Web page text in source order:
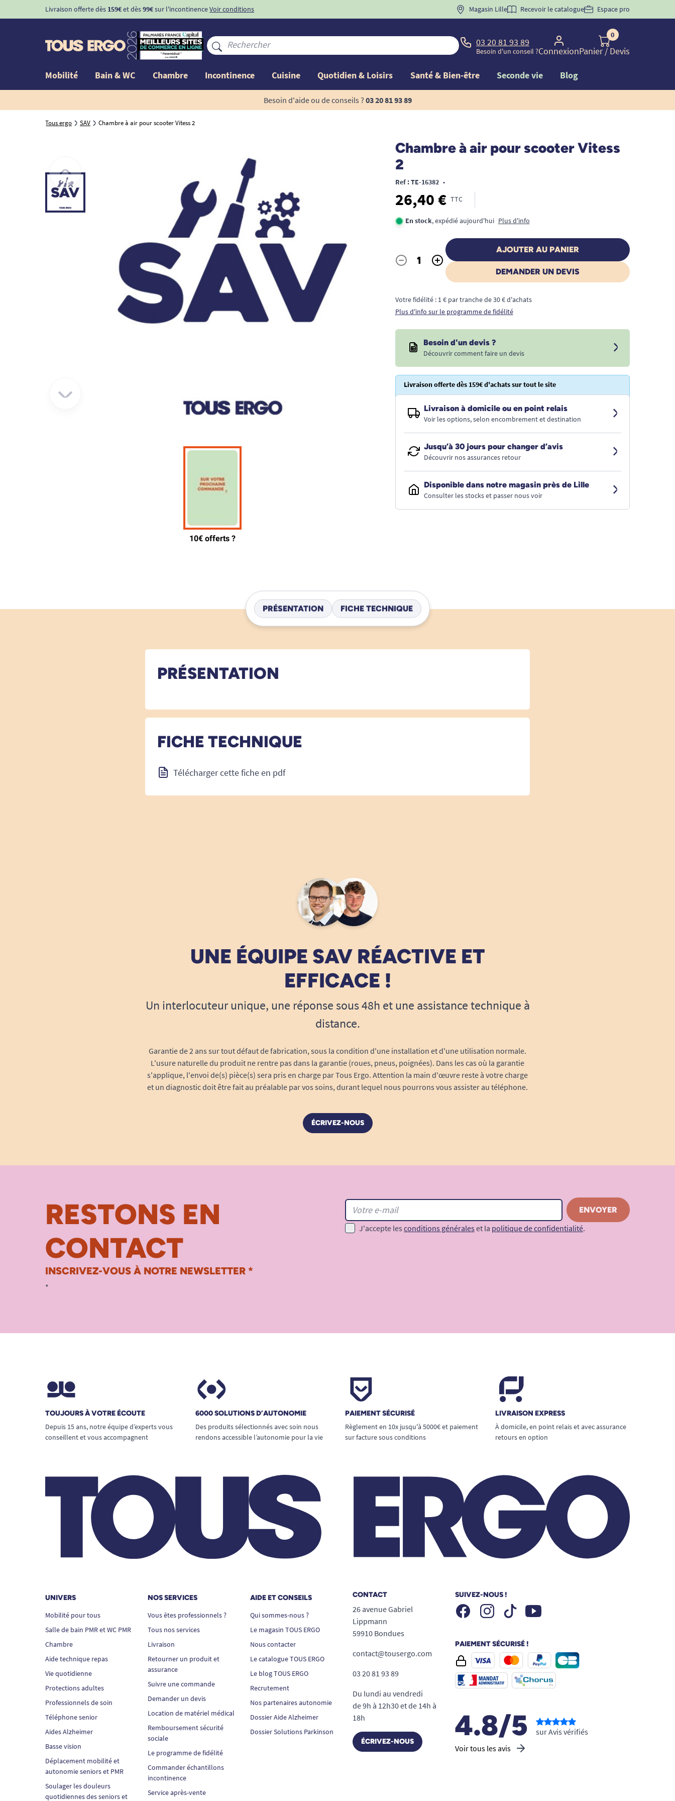
Livraison offerte dès 159€et dès99€sur l'incontinenceVoir conditions BIENVENUE" pourla 1ère commande d'incontinence
Magasin Lille Recevoir le catalogue Espace pro
03 20 81 93 89
Besoin d'un conseil ?Connexion
0
Panier/ Devis
Mobilité Bain & WC Chambre Incontinence Cuisine Quotidien & Loisirs Santé & Bien-être Seconde vie Blog
Besoin d'aide ou de conseils ? 03 20 81 93 89
Tous ergo SAV Chambre à air pour scooter Vitess 2
Chambre à air pour scooter Vitess
2
Ref : TE-16382 •
26,40 € TTC
En stock, expédié aujourd'hui Plus d'info
Quantité
- +
AJOUTER AU PANIER
DEMANDER UN DEVIS
Votre fidélité : 1 € par tranche de 30 € d'achats
Plus d'info sur le programme de fidélité
Besoin d'un devis ?
Découvrir comment faire un devis
Livraison offerte dès 159€ d'achats sur tout le site
Livraison à domicile ou en point relais
Voir les options, selon encombrement et destination
Jusqu’à 30 jours pour changer d’avis
Découvrir nos assurances retour
Disponible dans notre magasin près de Lille
Consulter les stocks et passer nous voir
PRÉSENTATION FICHE TECHNIQUE
PRÉSENTATION
FICHE TECHNIQUE
Télécharger cette fiche en pdf
UNE ÉQUIPE SAV RÉACTIVE ET
EFFICACE !
Un interlocuteur unique, une réponse sous 48h et une assistance technique à
distance.
Garantie de 2 ans sur tout défaut de fabrication, sous la condition d'une installation et d'une utilisation normale.
L'usure naturelle du produit ne rentre pas dans la garantie (roues, pneus, poignées). Dans les cas où la garantie
s'applique, l'envoi de(s) pièce(s) sera pris en charge par Tous Ergo. Attention la main d'œuvre reste à votre charge
et un diagnostic doit être fait au préalable par vos soins, durant lequel nous pourrons vous assister au téléphone.
ÉCRIVEZ-NOUS
RESTONS EN
CONTACT
INSCRIVEZ-VOUS À NOTRE NEWSLETTER *
*
J'accepte les conditions générales et la politique de confidentialité.
TOUJOURS À VOTRE ÉCOUTE
Depuis 15 ans, notre équipe d’experts vous
conseillent et vous accompagnent
6000 SOLUTIONS D’AUTONOMIE
Des produits sélectionnés avec soin nous
rendons accessible l’autonomie pour la vie
PAIEMENT SÉCURISÉ
Règlement en 10x jusqu'à 5000€ et paiement
sur facture sous conditions
LIVRAISON EXPRESS
À domicile, en point relais et avec assurance
retours en option
UNIVERS
Mobilité pour tous
Salle de bain PMR et WC PMR
Chambre
Aide technique repas
Vie quotidienne
Protections adultes
Professionnels de soin
Téléphone senior
Aides Alzheimer
Basse vision
Déplacement mobilité et
autonomie seniors et PMR
Soulager les douleurs
quotidiennes des seniors et
NOS SERVICES
Vous êtes professionnels ?
Tous nos services
Livraison
Retourner un produit et
assurance
Suivre une commande
Demander un devis
Location de matériel médical
Remboursement sécurité
sociale
Le programme de fidélité
Commander échantillons
incontinence
Service après-vente
AIDE ET CONSEILS
Qui sommes-nous ?
Le magasin TOUS ERGO
Nous contacter
Le catalogue TOUS ERGO
Le blog TOUS ERGO
Recrutement
Nos partenaires autonomie
Dossier Aide Alzheimer
Dossier Solutions Parkinson
CONTACT
26 avenue Gabriel
Lippmann
59910 Bondues
contact@tousergo.com
03 20 81 93 89
Du lundi au vendredi
de 9h à 12h30 et de 14h à
18h
ÉCRIVEZ-NOUS
SUIVEZ-NOUS !
FacebookInstagramTiktok Youtube
PAIEMENT SÉCURISÉ !
4.8/5
Voir tous les avis
sur Avis vérifiés